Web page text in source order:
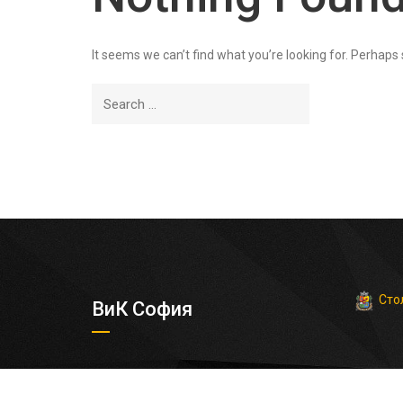
It seems we can’t find what you’re looking for. Perhaps
ВиК София